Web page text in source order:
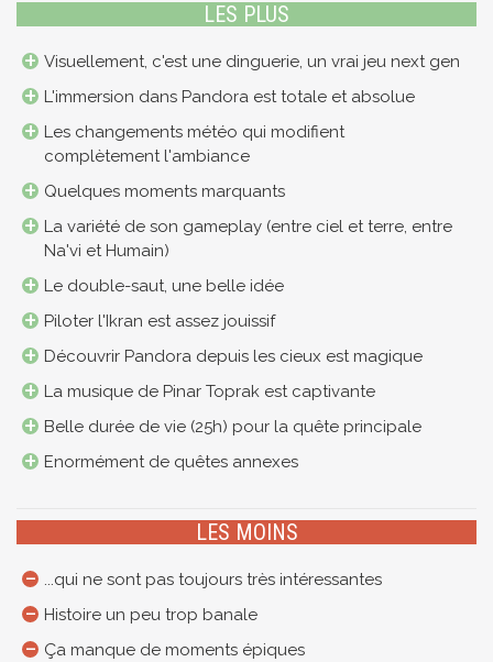
LES PLUS
Visuellement, c'est une dinguerie, un vrai jeu next gen
L'immersion dans Pandora est totale et absolue
Les changements météo qui modifient
complètement l'ambiance
Quelques moments marquants
La variété de son gameplay (entre ciel et terre, entre
Na'vi et Humain)
Le double-saut, une belle idée
Piloter l'Ikran est assez jouissif
Découvrir Pandora depuis les cieux est magique
La musique de Pinar Toprak est captivante
Belle durée de vie (25h) pour la quête principale
Enormément de quêtes annexes
LES MOINS
...qui ne sont pas toujours très intéressantes
Histoire un peu trop banale
Ça manque de moments épiques